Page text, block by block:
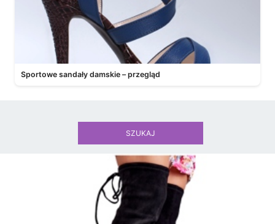
Sportowe sandały damskie – przegląd
SZUKAJ